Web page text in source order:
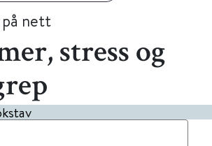
på nett
stress og